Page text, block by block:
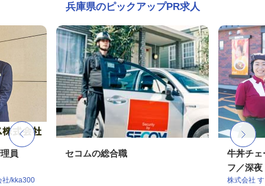
兵庫県のピックアップPR求人
員
社/kka300
セコムの総合職
牛丼チェ
フ／深夜
株式会社